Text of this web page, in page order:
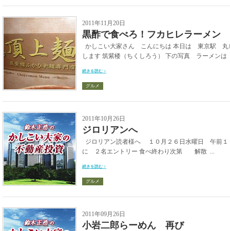
2011年11月20日
黒酢で食べろ！フカヒレラーメン
かしこい大家さん こんにちは 本日は 東京駅 丸
します 筑紫楼（ちくしろう） 下の写真 ラーメン
続きを読む >
グルメ
2011年10月26日
ジロリアンへ
ジロリアン読者様へ １０月２６日水曜日 午前１
に ２名エントリー 食べ終わり次第 解散 ...
続きを読む >
グルメ
2011年09月26日
小岩二郎らーめん 再び